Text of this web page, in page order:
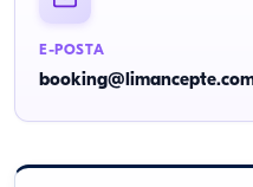
E-POSTA